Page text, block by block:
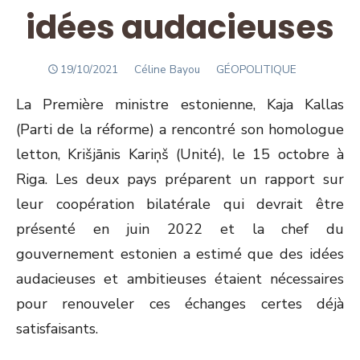
idées audacieuses
POSTED
19/10/2021 Author
Céline Bayou GÉOPOLITIQUE
La Première ministre estonienne, Kaja Kallas
(Parti de la réforme) a rencontré son homologue
letton, Krišjānis Kariņš (Unité), le 15 octobre à
Riga. Les deux pays préparent un rapport sur
leur coopération bilatérale qui devrait être
présenté en juin 2022 et la chef du
gouvernement estonien a estimé que des idées
audacieuses et ambitieuses étaient nécessaires
pour renouveler ces échanges certes déjà
satisfaisants.